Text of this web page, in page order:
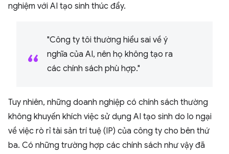
nghiệm với AI tạo sinh thúc đẩy.
"Công ty tôi thường hiểu sai về ý
nghĩa của AI, nên họ không tạo ra
các chính sách phù hợp."
Tuy nhiên, những doanh nghiệp có chính sách thường
không khuyến khích việc sử dụng AI tạo sinh do lo ngại
về việc rò rỉ tài sản trí tuệ (IP) của công ty cho bên thứ
ba. Có những trường hợp các chính sách như vậy đã